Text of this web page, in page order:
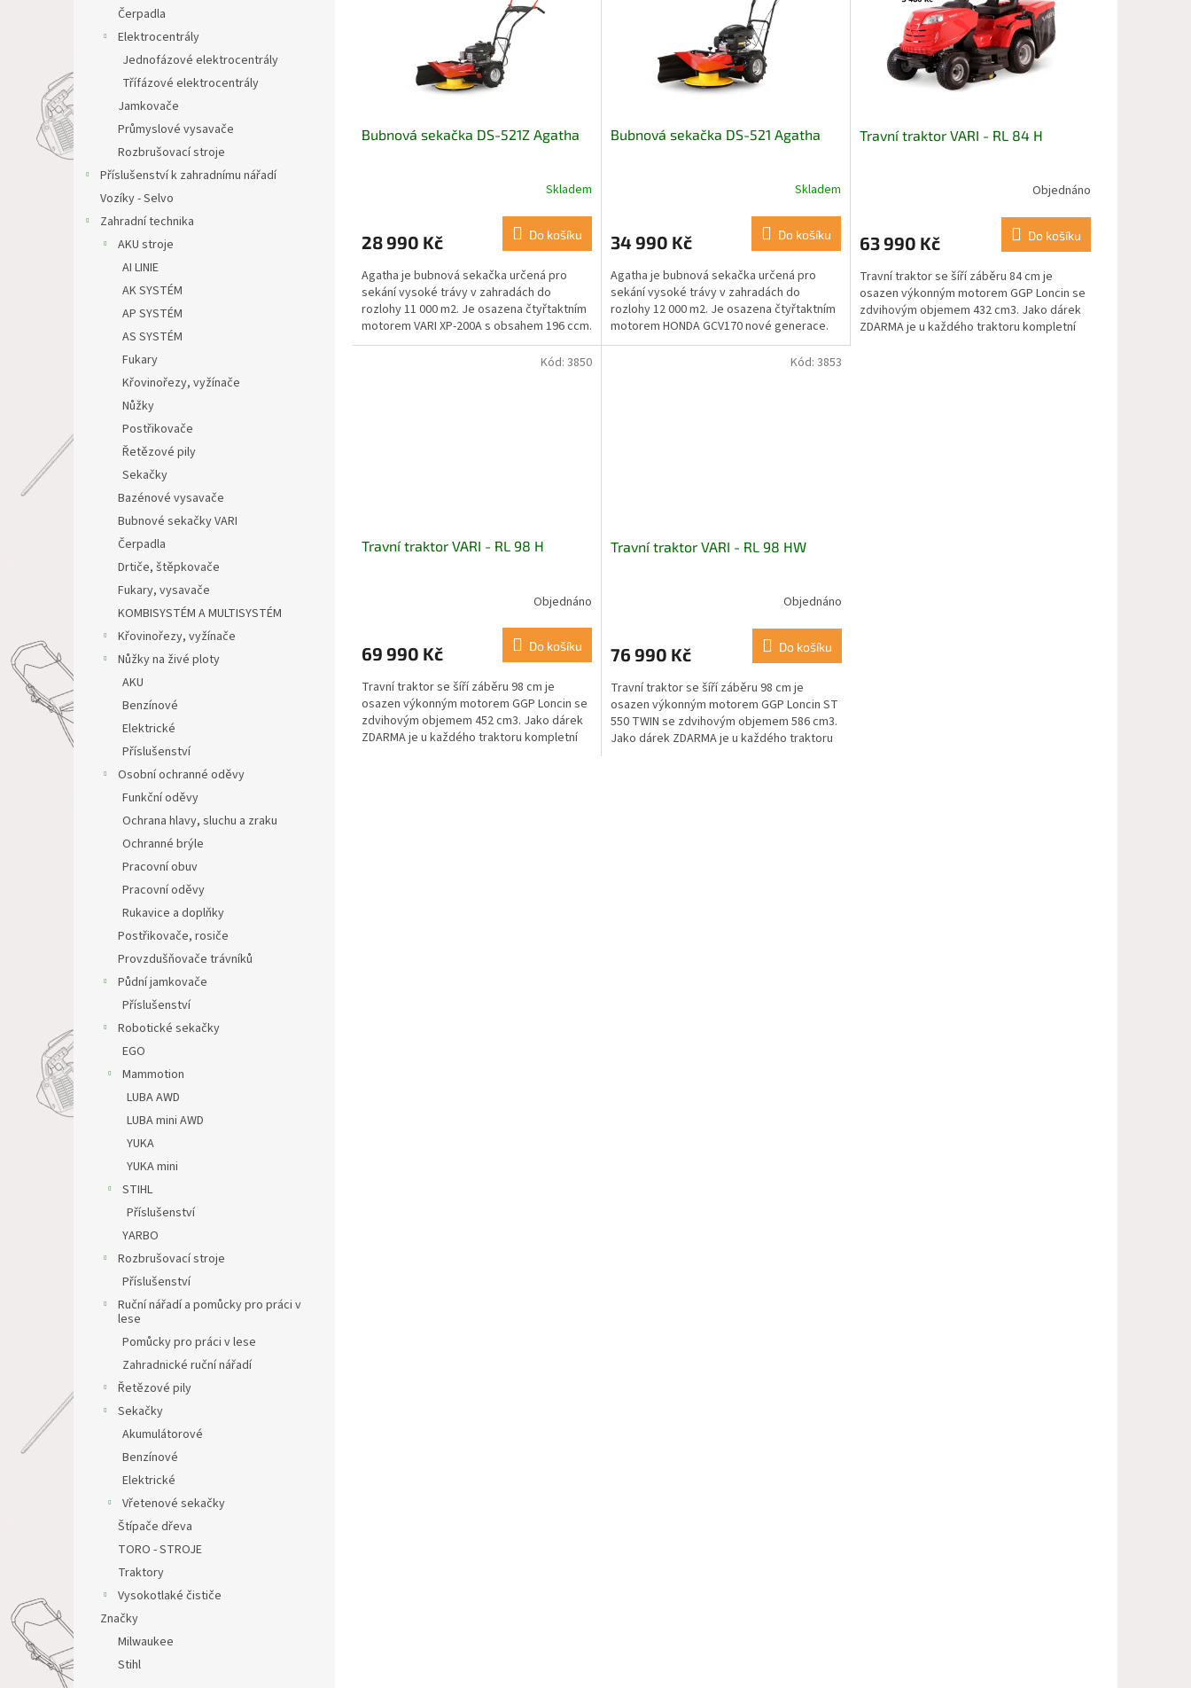
Čerpadla
Elektrocentrály
Jednofázové elektrocentrály
Třífázové elektrocentrály
Jamkovače
Průmyslové vysavače
Rozbrušovací stroje
Příslušenství k zahradnímu nářadí
Vozíky - Selvo
Zahradní technika
AKU stroje
AI LINIE
AK SYSTÉM
AP SYSTÉM
AS SYSTÉM
Fukary
Křovinořezy, vyžínače
Nůžky
Postřikovače
Řetězové pily
Sekačky
Bazénové vysavače
Bubnové sekačky VARI
Čerpadla
Drtiče, štěpkovače
Fukary, vysavače
KOMBISYSTÉM A MULTISYSTÉM
Křovinořezy, vyžínače
Nůžky na živé ploty
AKU
Benzínové
Elektrické
Příslušenství
Osobní ochranné oděvy
Funkční oděvy
Ochrana hlavy, sluchu a zraku
Ochranné brýle
Pracovní obuv
Pracovní oděvy
Rukavice a doplňky
Postřikovače, rosiče
Provzdušňovače trávníků
Půdní jamkovače
Příslušenství
Robotické sekačky
EGO
Mammotion
LUBA AWD
LUBA mini AWD
YUKA
YUKA mini
STIHL
Příslušenství
YARBO
Rozbrušovací stroje
Příslušenství
Ruční nářadí a pomůcky pro práci v
lese
Pomůcky pro práci v lese
Zahradnické ruční nářadí
Řetězové pily
Sekačky
Akumulátorové
Benzínové
Elektrické
Vřetenové sekačky
Štípače dřeva
TORO - STROJE
Traktory
Vysokotlaké čističe
Značky
Milwaukee
Stihl
Bubnová sekačka DS-521Z Agatha
Skladem
28 990 Kč Do košíku
Agatha je bubnová sekačka určená pro
sekání vysoké trávy v zahradách do
rozlohy 11 000 m2. Je osazena čtyřtaktním
motorem VARI XP-200A s obsahem 196 ccm.
Bubnová sekačka DS-521 Agatha
Skladem
34 990 Kč Do košíku
Agatha je bubnová sekačka určená pro
sekání vysoké trávy v zahradách do
rozlohy 12 000 m2. Je osazena čtyřtaktním
motorem HONDA GCV170 nové generace.
Bubnové sekačky...
Travní traktor VARI - RL 84 H
Objednáno
63 990 Kč Do košíku
Travní traktor se šíří záběru 84 cm je
osazen výkonným motorem GGP Loncin se
zdvihovým objemem 432 cm3. Jako dárek
ZDARMA je u každého traktoru kompletní
Travní traktor VARI - RL 98 H
Objednáno
69 990 Kč Do košíku
Travní traktor se šíří záběru 98 cm je
osazen výkonným motorem GGP Loncin se
zdvihovým objemem 452 cm3. Jako dárek
ZDARMA je u každého traktoru kompletní
Kód: 3850
Travní traktor VARI - RL 98 HW
Objednáno
76 990 Kč Do košíku
Travní traktor se šíří záběru 98 cm je
osazen výkonným motorem GGP Loncin ST
550 TWIN se zdvihovým objemem 586 cm3.
Jako dárek ZDARMA je u každého traktoru
Kód: 3853